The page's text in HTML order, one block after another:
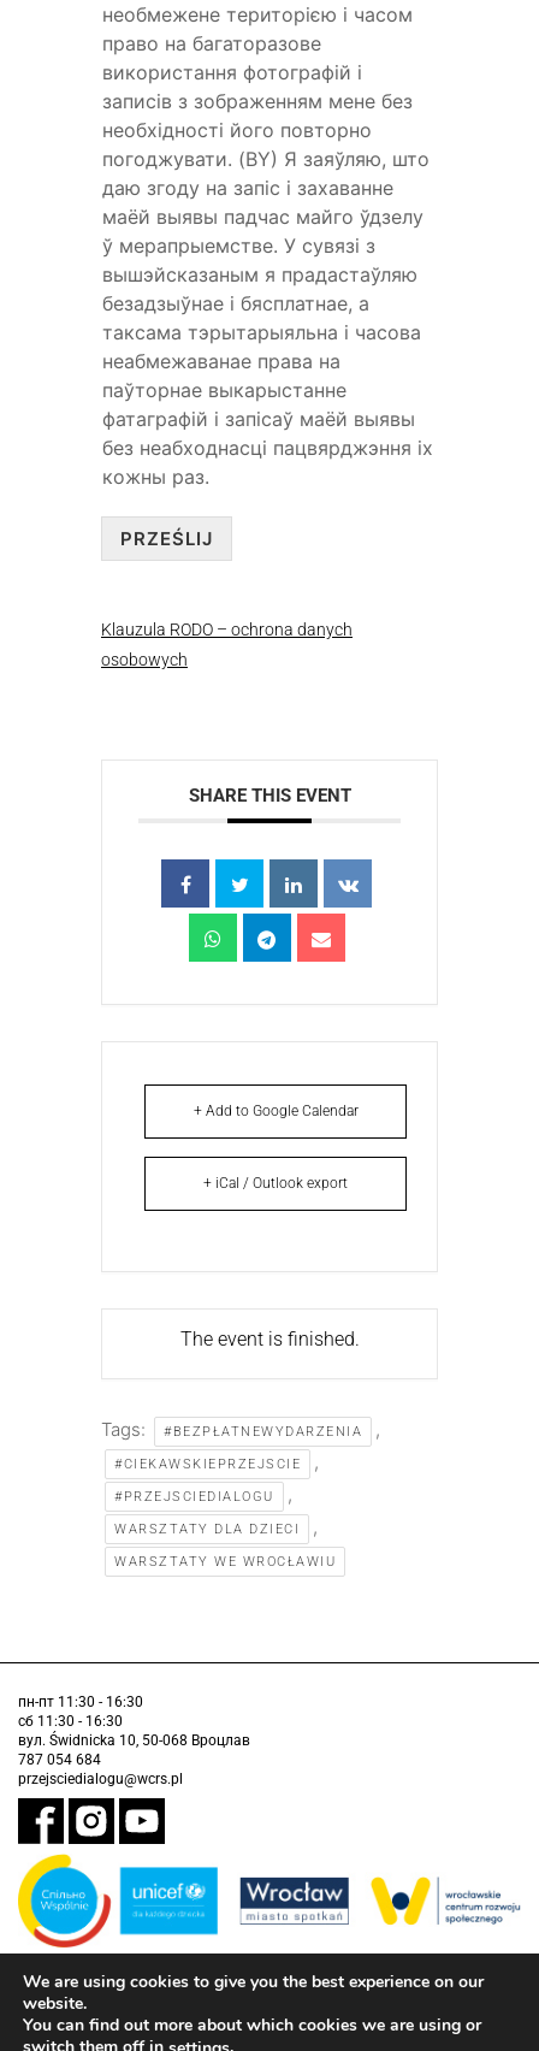
необмежене територією і часом
право на багаторазове
використання фотографій і
записів з зображенням мене без
необхідності його повторно
погоджувати. (BY) Я заяўляю, што
даю згоду на запіс і захаванне
маёй выявы падчас майго ўдзелу
ў мерапрыемстве. У сувязі з
вышэйсказаным я прадастаўляю
безадзыўнае і бясплатнае, а
таксама тэрытарыяльна і часова
неабмежаванае права на
паўторнае выкарыстанне
фатаграфій і запісаў маёй выявы
без неабходнасці пацвярджэння іх
кожны раз.
PRZEŚLIJ
Klauzula RODO – ochrona danych
osobowych
SHARE THIS EVENT
+ Add to Google Calendar
+ iCal / Outlook export
The event is finished.
Tags: #BEZPŁATNEWYDARZENIA ,
#CIEKAWSKIEPRZEJSCIE ,
#PRZEJSCIEDIALOGU ,
WARSZTATY DLA DZIECI ,
WARSZTATY WE WROCŁAWIU
пн-пт 11:30 - 16:30
сб 11:30 - 16:30
вул. Świdnicka 10, 50-068 Вроцлав
787 054 684
przejsciedialogu@wcrs.pl
Завдання виконується муніципалітетом Вроцлава у партнерстві з
Дитячим фондом ООН (ЮНІСЕФ).
інформація про доступність
We are using cookies to give you the best experience on our
website.
You can find out more about which cookies we are using or